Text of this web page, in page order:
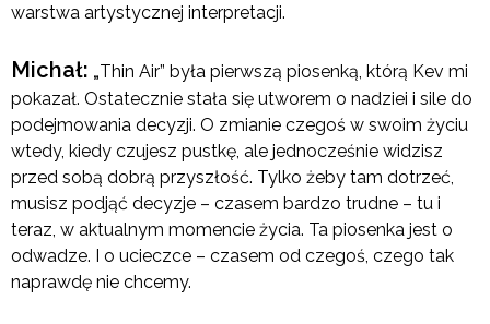
warstwa artystycznej interpretacji.
Michał: „Thin Air” była pierwszą piosenką, którą Kev mi
pokazał. Ostatecznie stała się utworem o nadziei i sile do
podejmowania decyzji. O zmianie czegoś w swoim życiu
wtedy, kiedy czujesz pustkę, ale jednocześnie widzisz
przed sobą dobrą przyszłość. Tylko żeby tam dotrzeć,
musisz podjąć decyzje – czasem bardzo trudne – tu i
teraz, w aktualnym momencie życia. Ta piosenka jest o
odwadze. I o ucieczce – czasem od czegoś, czego tak
naprawdę nie chcemy.